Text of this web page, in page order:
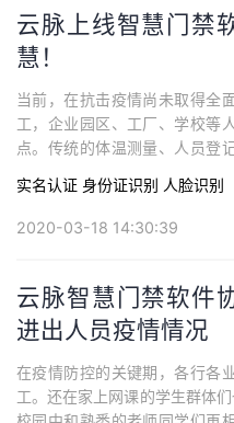
云脉上线智慧门禁
慧！
当前，在抗击疫情尚未取得全
工，企业园区、工厂、学校等
点。传统的体温测量、人员登
率，是防疫工作的重中之重。
作，维护正常生产秩序，确保
实名认证 身份证识别 人脸识别
2020-03-18 14:30:39
云脉智慧门禁软件
进出人员疫情情况
在疫情防控的关键期，各行各
工。还在家上网课的学生群体